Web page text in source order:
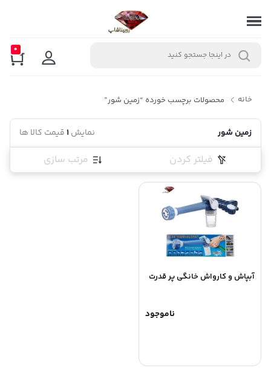
0
خانه محصولات برچسب خورده “زمین شور”
زمین شور نمایش1قیمت کالا ها
فیلتر کردن مرتب سازی
آبپاش و کارواش خانگی پر قدرت
ناموجود